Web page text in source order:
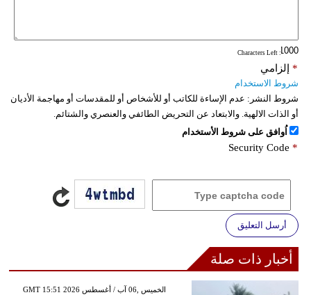
فيديو
: Characters Left
إلزامي *
شروط الاستخدام
شروط النشر: عدم الإساءة للكاتب أو للأشخاص أو للمقدسات أو مهاجمة الأديان
أو الذات الالهية. والابتعاد عن التحريض الطائفي والعنصري والشتائم.
اُوافق على شروط الأستخدام
Security Code *
أرسل التعليق
أخبار ذات صلة
GMT 15:51 2026 الخميس ,06 آب / أغسطس